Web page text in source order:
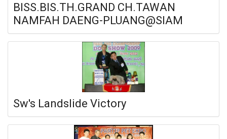
BISS.BIS.TH.GRAND CH.TAWAN
NAMFAH DAENG-PLUANG@SIAM
Sw's Landslide Victory